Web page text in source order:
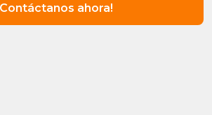
ahora!